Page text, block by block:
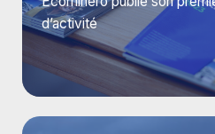
d’activité